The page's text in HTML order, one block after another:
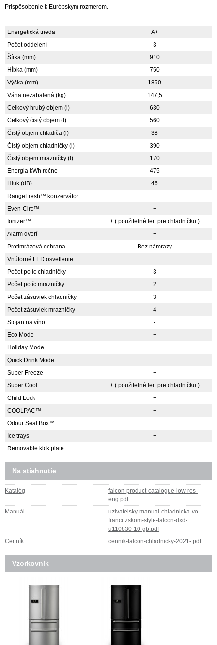
Prispôsobenie k Európskym rozmerom.
Energetická trieda
A+
Počet oddelení
3
Šírka (mm)
910
Hĺbka (mm)
750
Výška (mm)
1850
Váha nezabalená (kg)
147,5
Celkový hrubý objem (l)
630
Celkový čistý objem (l)
560
Čistý objem chladiča (l)
38
Čistý objem chladničky (l)
390
Čistý objem mrazničky (l)
170
Energia kWh ročne
475
Hluk (dB)
46
RangeFresh™ konzervátor
+
Even-Circ™
+
Ionizer™
+ ( použiteľné len pre chladničku )
Alarm dverí
+
Protimrázová ochrana
Bez námrazy
Vnútorné LED osvetlenie
+
Počet políc chladničky
3
Počet políc mrazničky
2
Počet zásuviek chladničky
3
Počet zásuviek mrazničky
4
Stojan na víno
-
Eco Mode
+
Holiday Mode
+
Quick Drink Mode
+
Super Freeze
+
Super Cool
+ ( použiteľné len pre chladničku )
Child Lock
+
COOLPAC™
+
Odour Seal Box™
+
Ice trays
+
Removable kick plate
+
Na stiahnutie
Katalóg
falcon-product-catalogue-low-res-
eng.pdf
Manuál
uzivatelsky-manual-chladnicka-vo-
francuzskom-style-falcon-dxd-
u110830-10-gb.pdf
Cenník
cennik-falcon-chladnicky-2021-.pdf
Vzorkovník